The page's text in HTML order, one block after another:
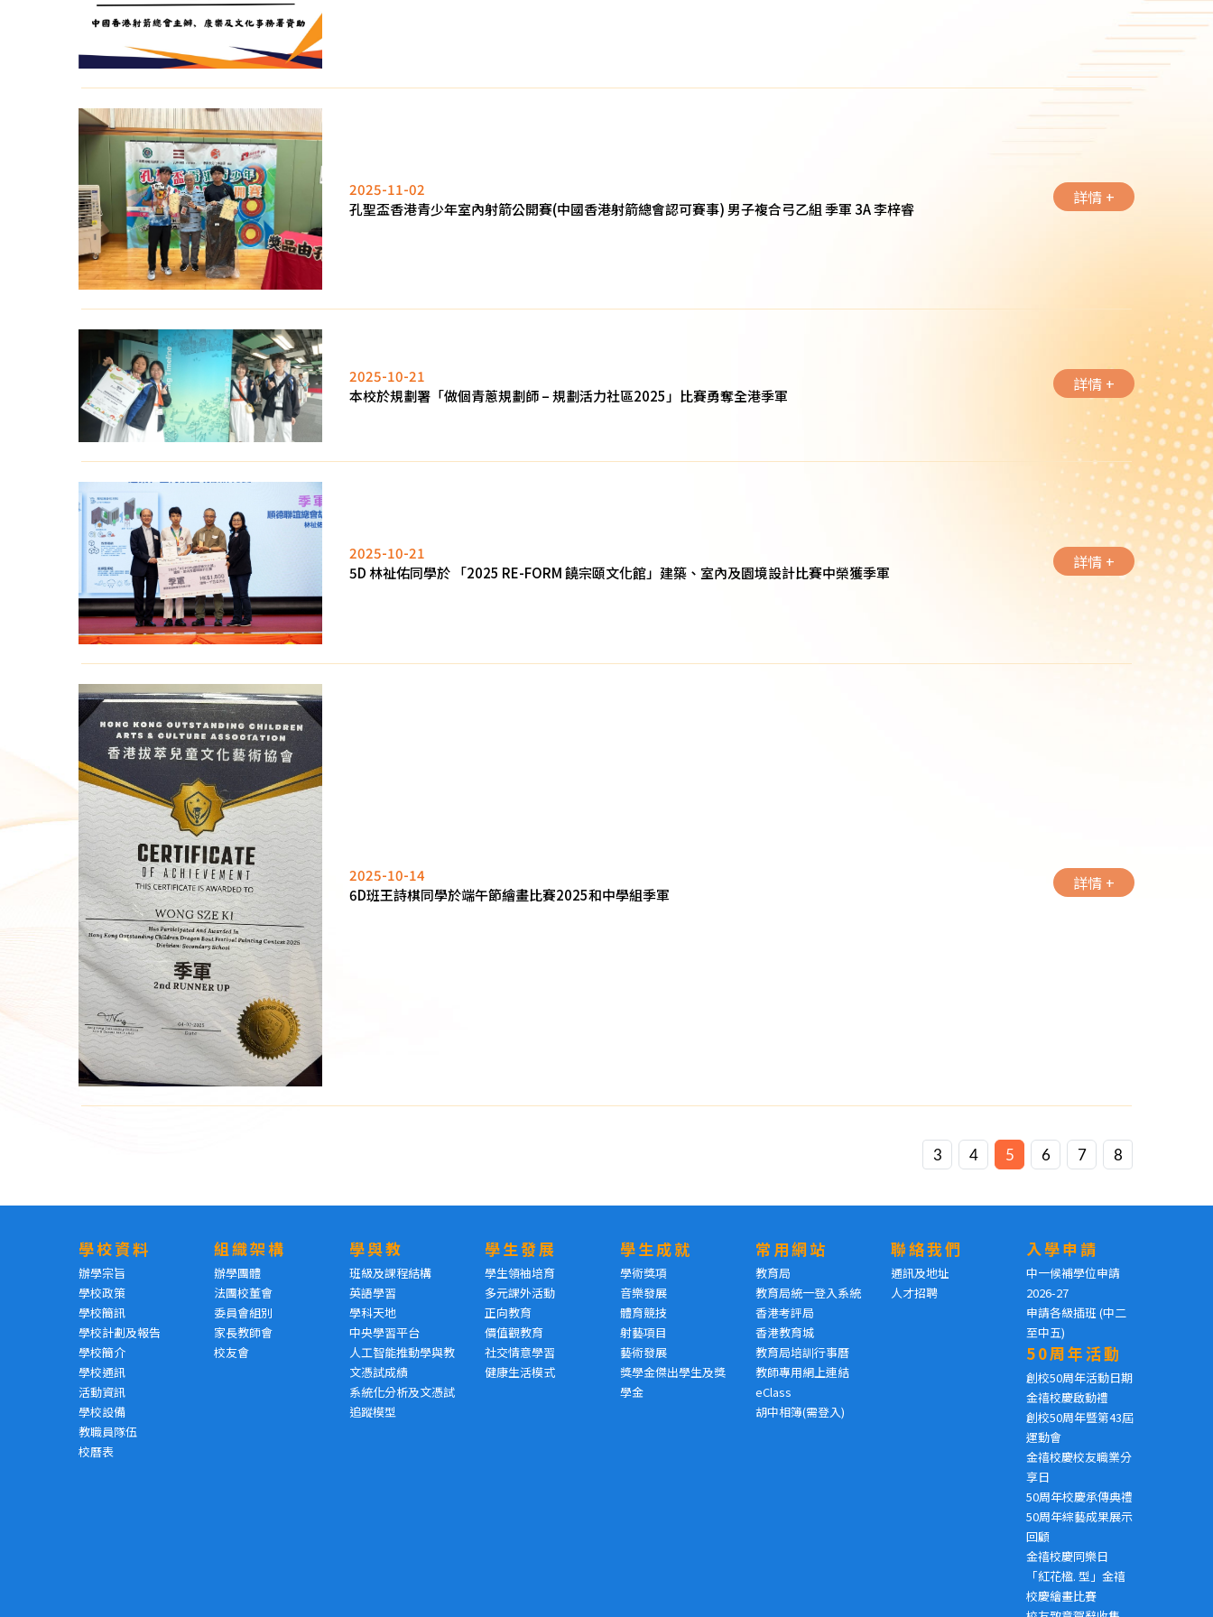
2025-11-02
孔聖盃香港青少年室內射箭公開賽(中國香港射箭總會認可賽事) 男子複合弓乙組 季軍 3A 李梓睿
詳情 +
2025-10-21
本校於規劃署「做個青蔥規劃師 – 規劃活力社區2025」比賽勇奪全港季軍
詳情 +
2025-10-21
5D 林祉佑同學於 「2025 RE-FORM 饒宗頤文化館」建築、室內及園境設計比賽中榮獲季軍
詳情 +
2025-10-14
6D班王詩棋同學於端午節繪畫比賽2025和中學組季軍
詳情 +
3 4 5 6 7 8
學校資料
辦學宗旨
學校政策
學校簡訊
學校計劃及報告
學校簡介
學校通訊
活動資訊
學校設備
教職員隊伍
校曆表
組織架構
辦學團體
法團校董會
委員會組別
家長教師會
校友會
學與教
班級及課程結構
英語學習
學科天地
中央學習平台
人工智能推動學與教
文憑試成績
系統化分析及文憑試
追蹤模型
學生發展
學生領袖培育
多元課外活動
正向教育
價值觀教育
社交情意學習
健康生活模式
學生成就
學術獎項
音樂發展
體育競技
射藝項目
藝術發展
獎學金傑出學生及獎
學金
常用網站
教育局
教育局統一登入系統
香港考評局
香港教育城
教育局培訓行事曆
教師專用網上連結
eClass
胡中相簿(需登入)
聯絡我們
通訊及地址
人才招聘
入學申請
中一候補學位申請
2026-27
申請各級插班 (中二
至中五)
50周年活動
創校50周年活動日期
金禧校慶啟動禮
創校50周年暨第43屆
運動會
金禧校慶校友職業分
享日
50周年校慶承傳典禮
50周年綜藝成果展示
回顧
金禧校慶同樂日
「紅花楹. 型」金禧
校慶繪畫比賽